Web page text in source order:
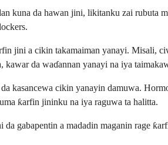
kuna da hawan jini, likitanku zai rubuta
jini a cikin takamaiman yanayi. Misali,
da waɗannan yanayi na iya
cikin yanayin damuwa.
ƙarfin jininku na iya raguwa ta halitta.
gabapentin a madadin maganin rage